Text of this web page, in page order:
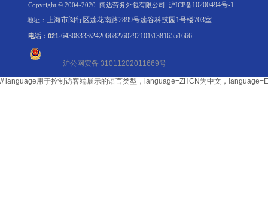
地址： 上海市闵行区莲花南路2899号莲谷科技园1号楼703室
电话：021-64308333\24206682\60292101\13816551666
沪公网安备 31011202011669号
Copyright © 2004-2020 阔达劳务外包有限公司 沪ICP备10200494号-1
// language用于控制访客端展示的语言类型，language=ZHCN为中文，